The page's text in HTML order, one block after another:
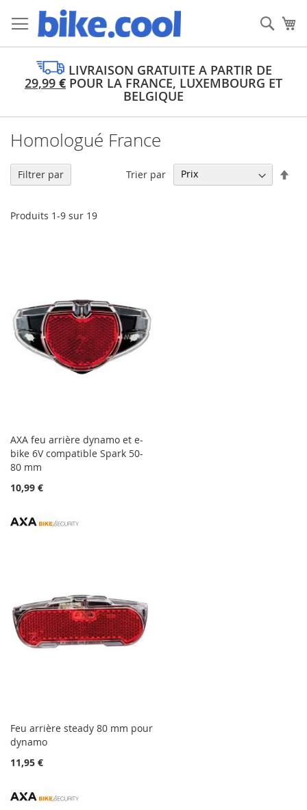
au
contenu
LIVRAISON GRATUITE A PARTIR DE
29,99 € POUR LA FRANCE, LUXEMBOURG ET
BELGIQUE
Homologué France
Produits 1-9 sur 19
Trier par
AXA feu arrière dynamo et e-
bike 6V compatible Spark 50-
80 mm
10,99 €
Feu arrière steady 80 mm pour
dynamo
11,95 €
Filtrer par